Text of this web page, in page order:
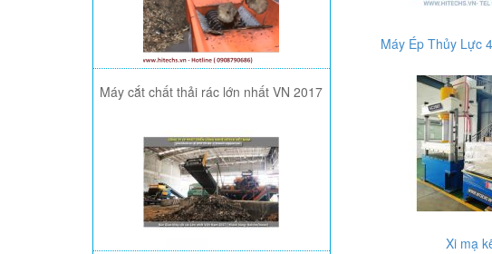
Máy cắt chất thải rác lớn nhất VN 2017
Máy Ép Thủy Lực
Xi mạ